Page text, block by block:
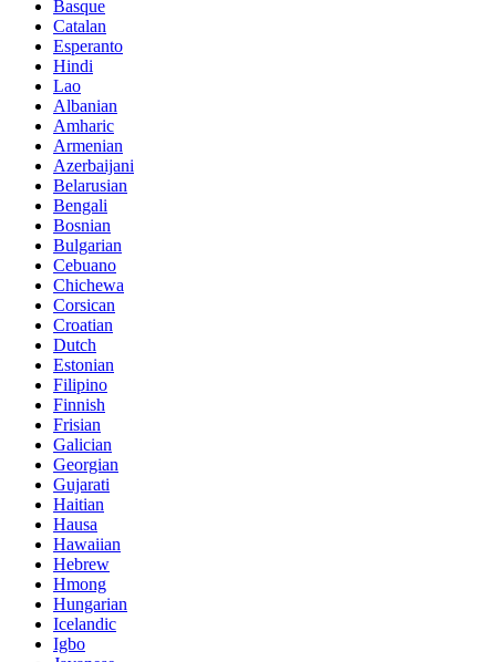
Basque
Catalan
Esperanto
Hindi
Lao
Albanian
Amharic
Armenian
Azerbaijani
Belarusian
Bengali
Bosnian
Bulgarian
Cebuano
Chichewa
Corsican
Croatian
Dutch
Estonian
Filipino
Finnish
Frisian
Galician
Georgian
Gujarati
Haitian
Hausa
Hawaiian
Hebrew
Hmong
Hungarian
Icelandic
Igbo